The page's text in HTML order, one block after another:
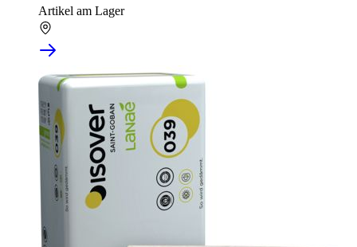
Artikel am Lager